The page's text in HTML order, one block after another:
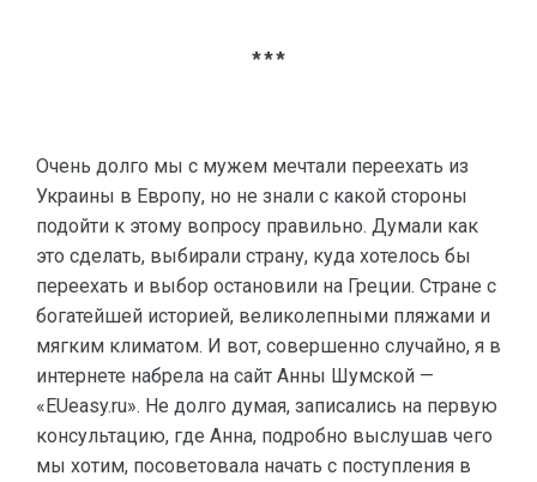
***
Очень долго мы с мужем мечтали переехать из
Украины в Европу, но не знали с какой стороны
подойти к этому вопросу правильно. Думали как
это сделать, выбирали страну, куда хотелось бы
переехать и выбор остановили на Греции. Стране с
богатейшей историей, великолепными пляжами и
мягким климатом. И вот, совершенно случайно, я в
интернете набрела на сайт Анны Шумской —
«EUeasy.ru». Не долго думая, записались на первую
консультацию, где Анна, подробно выслушав чего
мы хотим, посоветовала начать с поступления в